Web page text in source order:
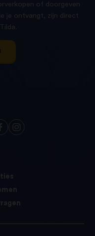
of doorgeven
je ontvangt, zijn direct